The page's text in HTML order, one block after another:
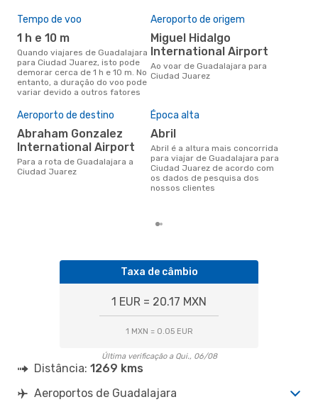
Tempo de voo
1 h e 10 m
Quando viajares de Guadalajara
para Ciudad Juarez, isto pode
demorar cerca de 1 h e 10 m. No
entanto, a duração do voo pode
variar devido a outros fatores
Aeroporto de origem
Miguel Hidalgo
International Airport
Ao voar de Guadalajara para
Ciudad Juarez
Aeroporto de destino
Abraham Gonzalez
International Airport
Para a rota de Guadalajara a
Ciudad Juarez
Época alta
abril
abril é a altura mais concorrida
para viajar de Guadalajara para
Ciudad Juarez de acordo com
os dados de pesquisa dos
nossos clientes
Taxa de câmbio
1 EUR = 20.17 MXN
1 MXN = 0.05 EUR
Última verificação a Qui., 06/08
Distância: 1269 kms
Aeroportos de Guadalajara